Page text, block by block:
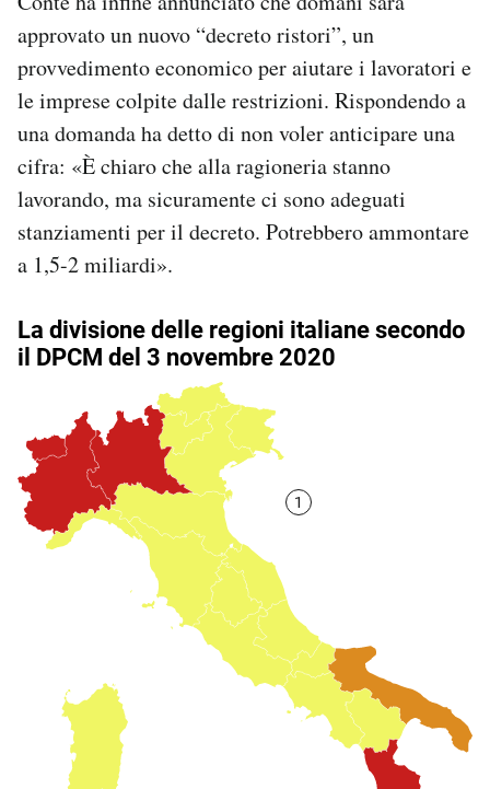
approvato un nuovo “decreto ristori”, un
provvedimento economico per aiutare i lavoratori e
le imprese colpite dalle restrizioni. Rispondendo a
una domanda ha detto di non voler anticipare una
cifra: «È chiaro che alla ragioneria stanno
lavorando, ma sicuramente ci sono adeguati
stanziamenti per il decreto. Potrebbero ammontare
a 1,5-2 miliardi».